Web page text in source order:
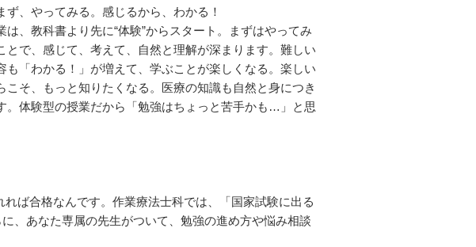
ず、やってみる。感じるから、わかる！
は、教科書より先に“体験”からスタート。まずはやってみ
とで、感じて、考えて、⾃然と理解が深まります。難しい
も「わかる！」が増えて、学ぶことが楽しくなる。楽しい
こそ、もっと知りたくなる。医療の知識も⾃然と⾝につき
。体験型の授業だから「勉強はちょっと苦⼿かも…」と思
ば合格なんです。作業療法士科では、「国家試験に出る
、あなた専属の先⽣がついて、勉強の進め⽅や悩み相談